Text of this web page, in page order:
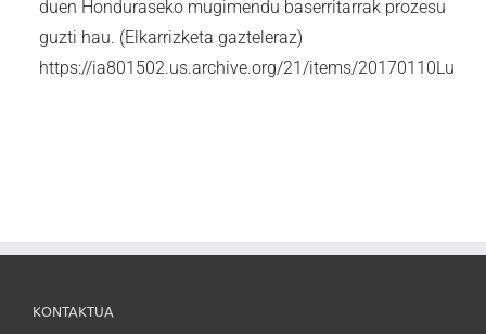
duen Honduraseko mugimendu baserritarrak prozesu
guzti hau. (Elkarrizketa gazteleraz)
https://ia801502.us.archive.org/21/items/
KONTAKTUA